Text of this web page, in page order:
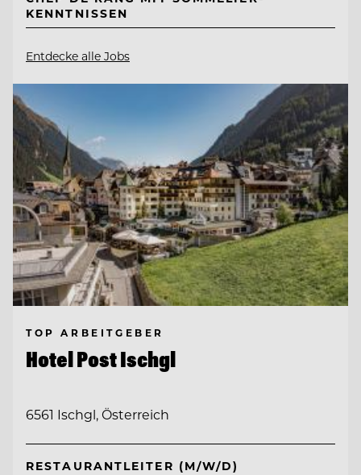
KENNTNISSEN
Entdecke alle Jobs
TOP ARBEITGEBER
Hotel Post Ischgl
6561 Ischgl, Österreich
RESTAURANTLEITER (M/W/D)